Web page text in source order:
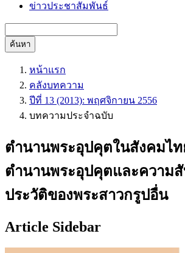
ข่าวประชาสัมพันธ์
ค้นหา
หน้าแรก
คลังบทความ
ปีที่ 13 (2013): พฤศจิกายน 2556
บทความประจำฉบับ
ตำนานพระอุปคุตในสังคมไท
ตำนานพระอุปคุตและความ
ประวัติของพระสาวกรูปอื่น
Article Sidebar